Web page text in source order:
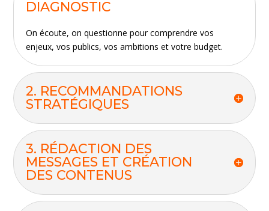
DIAGNOSTIC
On écoute, on questionne pour comprendre vos
enjeux, vos publics, vos ambitions et votre budget.
2. RECOMMANDATIONS
STRATÉGIQUES
3. RÉDACTION DES
MESSAGES ET CRÉATION
DES CONTENUS